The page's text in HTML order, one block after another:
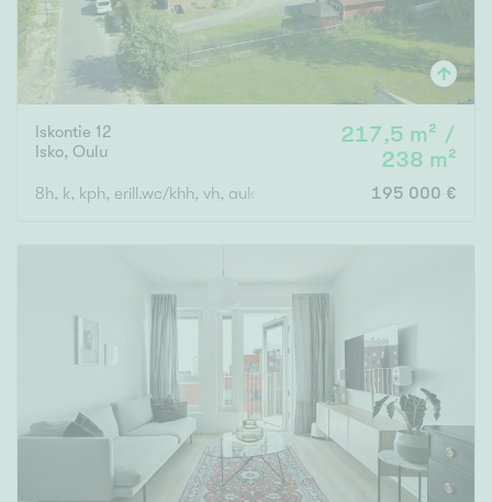
Iskontie 12
Isko, Oulu
217,5 m² /
238 m²
8h, k, kph, erill.wc/khh, vh, aula, Kellaritilat (runsaasti
195 000 €